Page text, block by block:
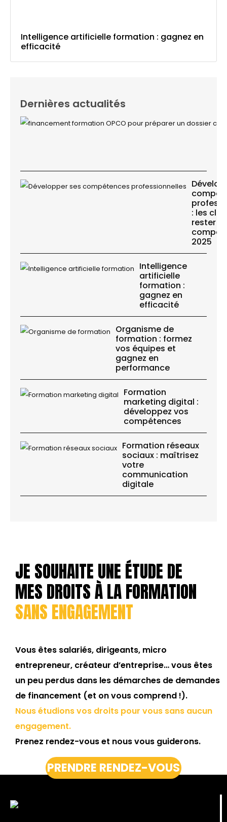
Intelligence artificielle formation : gagnez en
efficacité
Dernières actualités
: les
rester
2025
Intelligence
artificielle
formation :
gagnez en
efficacité
Organisme de
formation : formez
vos équipes et
gagnez en
performance
Formation
marketing digital :
développez vos
compétences
Formation réseaux
sociaux : maîtrisez
votre
communication
digitale
JE SOUHAITE UNE ÉTUDE DE
MES DROITS À LA FORMATION
SANS ENGAGEMENT
Vous êtes salariés, dirigeants, micro
entrepreneur, créateur d’entreprise… vous êtes
un peu perdus dans les démarches de demandes
de financement (et on vous comprend !).
Nous étudions vos droits pour vous sans aucun
engagement.
Prenez rendez-vous et nous vous guiderons.
PRENDRE RENDEZ-VOUS